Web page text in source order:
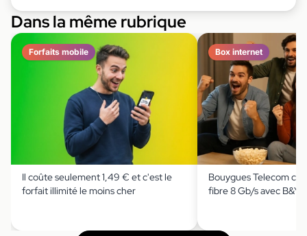
Dans la même rubrique
Forfaits mobile
Il coûte seulement 1,49 € et c'est le
forfait illimité le moins cher
Box internet
Bouygues Telecom
fibre 8 Gb/s avec